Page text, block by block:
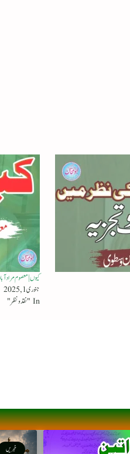
کیوں | معصوم
جنوری 1, 2025
In "نقد ونظر"
خبریں